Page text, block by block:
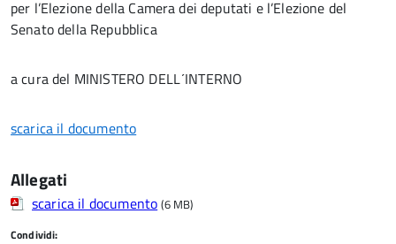
per l’Elezione della Camera dei deputati e l’Elezione del
Senato della Repubblica
a cura del MINISTERO DELLʹINTERNO
scarica il documento
Allegati
scarica il documento (6 MB)
Condividi: